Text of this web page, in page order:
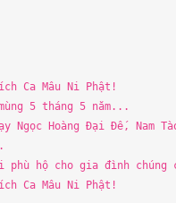
Ca Mâu Ni Phật!
5 tháng 5năm...
Ngọc Hoàng ĐạiĐế, Nam
phù hộ cho gia đình chúng
Ca Mâu Ni Phật!